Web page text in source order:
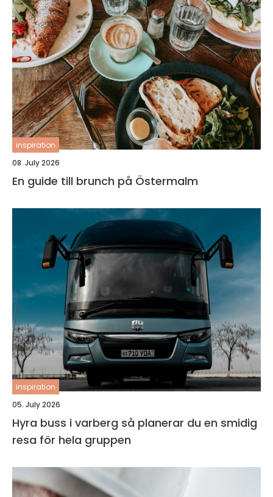
inspiration
08. July 2026
En guide till brunch på Östermalm
inspiration
05. July 2026
Hyra buss i varberg så planerar du en smidig
resa för hela gruppen